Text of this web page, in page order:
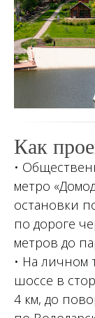
Как
•
метро
остановки
по дороге
метров до
• На личном
шоссе в
4 км, до